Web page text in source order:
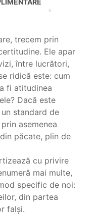
trecem prin
Ele apar
între lucrători,
ridică este: cum
fi atitudinea
Dacă este
standard de
asemenea
păcate, plin de
cu privire
mai multe,
specific de noi:
din partea
falși.